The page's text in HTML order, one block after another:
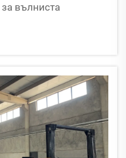
вълниста
важи за всеки
кашони. Гладкото
линия
Но внезапна